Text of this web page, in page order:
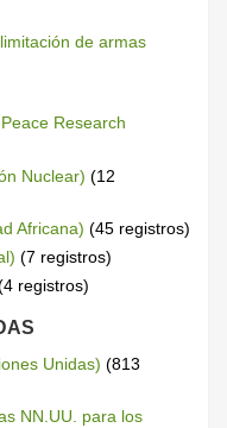
de armas
Research
Nuclear) (12
Africana) (45 registros)
(7 registros)
registros)
Unidas) (813
NN.UU. para los